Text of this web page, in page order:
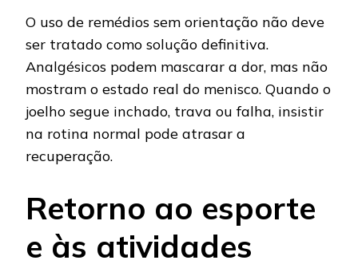
O uso de remédios sem orientação não deve
ser tratado como solução definitiva.
Analgésicos podem mascarar a dor, mas não
mostram o estado real do menisco. Quando o
joelho segue inchado, trava ou falha, insistir
na rotina normal pode atrasar a
recuperação.
Retorno ao esporte
e às atividades